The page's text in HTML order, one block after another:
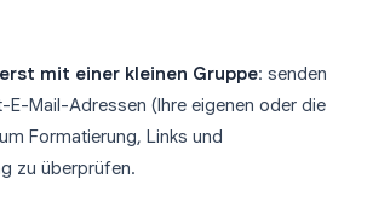
mit einer kleinen Gruppe: senden
E-Mail-Adressen (Ihre eigenen oder die
Formatierung, Links und
zu überprüfen.